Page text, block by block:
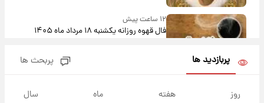
۱۲ ساعت پیش
فال قهوه روزانه یکشنبه ۱۸ مرداد ماه ۱۴۰۵
پربازدید ها پربحث ها
روز هفته ماه سال